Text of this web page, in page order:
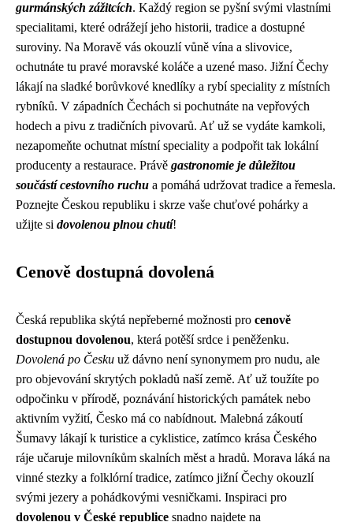
gurmánských zážitcích. Každý region se pyšní svými vlastními
specialitami, které odrážejí jeho historii, tradice a dostupné
suroviny. Na Moravě vás okouzlí vůně vína a slivovice,
ochutnáte tu pravé moravské koláče a uzené maso. Jižní Čechy
lákají na sladké borůvkové knedlíky a rybí speciality z místních
rybníků. V západních Čechách si pochutnáte na vepřových
hodech a pivu z tradičních pivovarů. Ať už se vydáte kamkoli,
nezapomeňte ochutnat místní speciality a podpořit tak lokální
producenty a restaurace. Právě gastronomie je důležitou
součástí cestovního ruchu a pomáhá udržovat tradice a řemesla.
Poznejte Českou republiku i skrze vaše chuťové pohárky a
užijte si dovolenou plnou chutí!
Cenově dostupná dovolená
Česká republika skýtá nepřeberné možnosti pro cenově
dostupnou dovolenou, která potěší srdce i peněženku.
Dovolená po Česku už dávno není synonymem pro nudu, ale
pro objevování skrytých pokladů naší země. Ať už toužíte po
odpočinku v přírodě, poznávání historických památek nebo
aktivním vyžití, Česko má co nabídnout. Malebná zákoutí
Šumavy lákají k turistice a cyklistice, zatímco krása Českého
ráje učaruje milovníkům skalních měst a hradů. Morava láká na
vinné stezky a folklórní tradice, zatímco jižní Čechy okouzlí
svými jezery a pohádkovými vesničkami. Inspiraci pro
dovolenou v České republice snadno najdete na